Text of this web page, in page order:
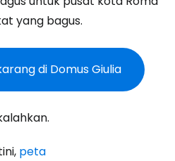
yang bagus.
di Domus Giulia
peta